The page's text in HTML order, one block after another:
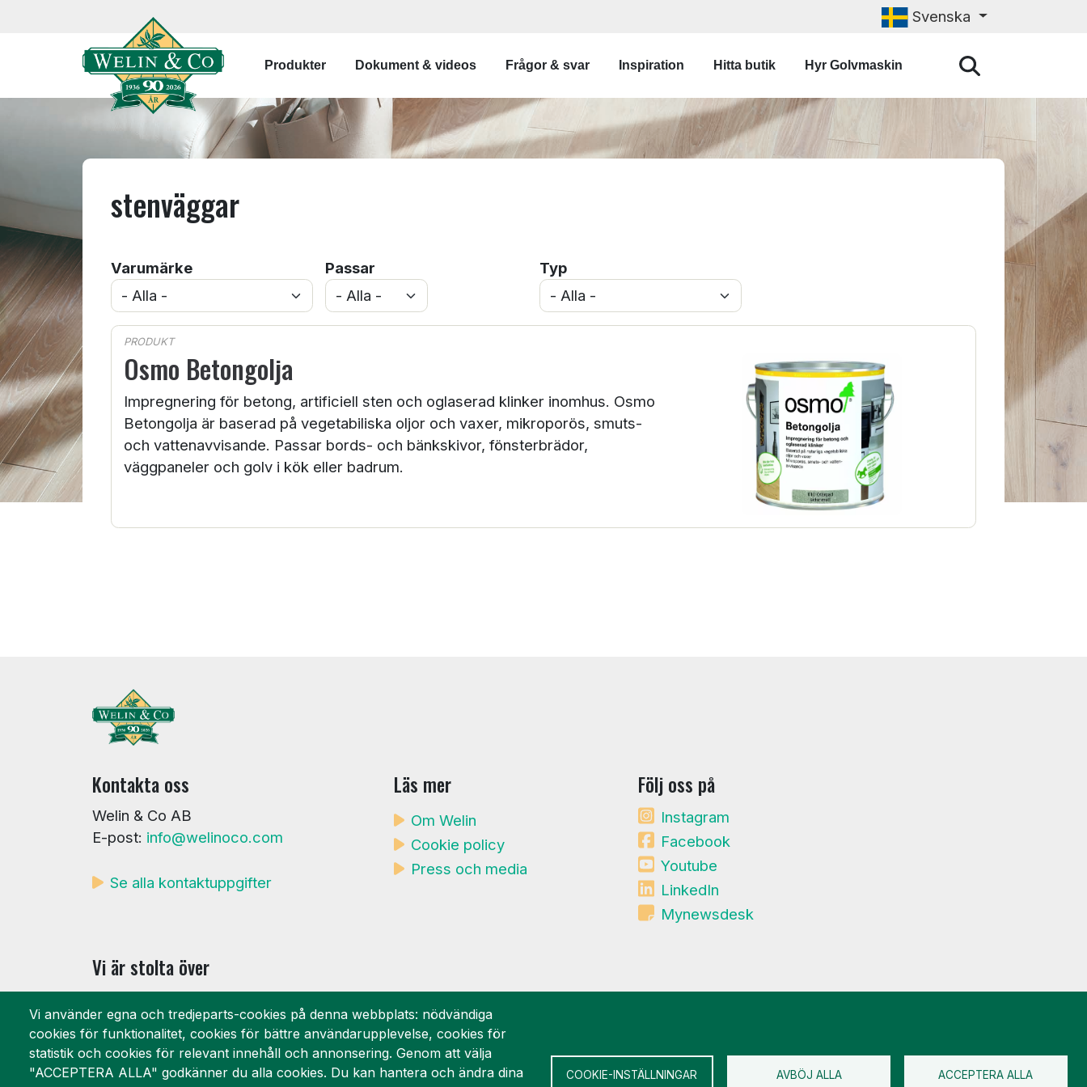
Svenska
Main navigation
Produkter Dokument & videos Frågor & svar Inspiration Hitta butik Hyr Golvmaskin
stenväggar
Varumärke Passar Typ
PRODUKT
Osmo Betongolja
Impregnering för betong, artificiell sten och oglaserad klinker inomhus. Osmo
Betongolja är baserad på vegetabiliska oljor och vaxer, mikroporös, smuts-
och vattenavvisande. Passar bords- och bänkskivor, fönsterbrädor,
väggpaneler och golv i kök eller badrum.
Kontakta oss
Welin & Co AB
E-post: info@welinoco.com
Se alla kontaktuppgifter
Läs mer
Om Welin
Cookie policy
Press och media
Följ oss på
Instagram
Facebook
Youtube
LinkedIn
Mynewsdesk
Vi är stolta över
Vi använder egna och tredjeparts-cookies på denna webbplats: nödvändiga
cookies för funktionalitet, cookies för bättre användarupplevelse, cookies för
statistik och cookies för relevant innehåll och annonsering. Genom att välja
"ACCEPTERA ALLA" godkänner du alla cookies. Du kan hantera och ändra dina
COOKIE-INSTÄLLNINGAR AVBÖJ ALLA ACCEPTERA ALLA